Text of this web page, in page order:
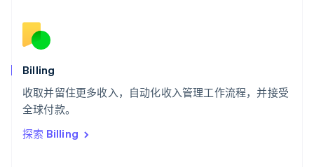
Billing
收取并留住更多收入，自动化收入管理工作流程，并接受
全球付款。
探索 Billing
English
斯洛文尼亚
泰国
ไทยEnglish
希腊
English
西班牙